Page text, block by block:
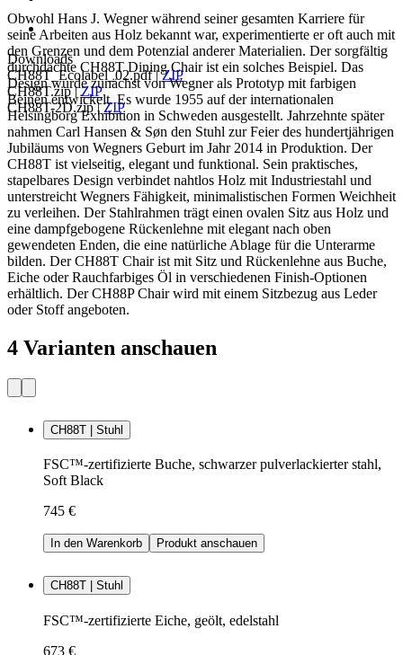
Downloads
CH88T_Ecolabel_02.pdf|ZIP
CH88T.zip|ZIP
CH88T-2D.zip|ZIP
Obwohl Hans J. Wegner während seiner gesamten Karriere für
seine Arbeiten aus Holz bekannt war, experimentierte er oft auch mit
den Grenzen und dem Potenzial anderer Materialien. Der sorgfältig
durchdachte CH88T Dining Chair ist ein solches Beispiel. Das
Design wurde zunächst von Wegner als Prototyp mit farbigen
Beinen entwickelt. Es wurde 1955 auf der internationalen
Helsingborg Exhibition in Schweden ausgestellt. Jahrzehnte später
nahmen Carl Hansen & Søn den Stuhl zur Feier des hundertjährigen
Jubiläums von Wegners Geburt im Jahr 2014 in Produktion. Der
CH88T ist vielseitig, elegant und funktional. Sein praktisches,
stapelbares Design verbindet nahtlos Holz mit Industriestahl und
unterstreicht Wegners Fähigkeit, minimalistischen Formen Weichheit
zu verleihen. Der Stahlrahmen trägt einen ovalen Sitz aus Holz und
eine dampfgebogene Rückenlehne mit elegant nach oben
gewendeten Enden, die eine natürliche Ablage für die Unterarme
bilden. Der CH88T Chair ist mit Sitz und Rückenlehne aus Buche,
Eiche oder Rauchfarbiges Öl in verschiedenen Finish-Optionen
erhältlich. Der CH88P Chair wird mit einem Sitzbezug aus Leder
oder Stoff angeboten.
4 Varianten anschauen
CH88T | Stuhl
FSC™-zertifizierte Buche, schwarzer pulverlackierter stahl,
Soft Black
745 €
In den Warenkorb Produkt anschauen
CH88T | Stuhl
FSC™-zertifizierte Eiche, geölt, edelstahl
673 €